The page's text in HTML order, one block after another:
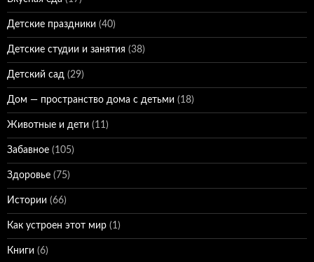
Детские праздники (40)
Детские студии и занятия (38)
Детский сад (29)
Дом — пространство дома с детьми (18)
Животные и дети (11)
Забавное (105)
Здоровье (75)
Истории (66)
Как устроен этот мир (1)
Книги (6)